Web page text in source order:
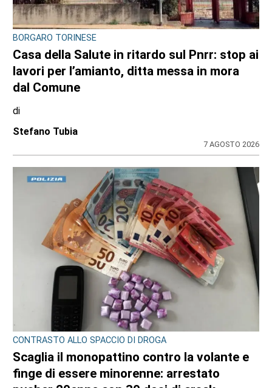
BORGARO TORINESE
Casa della Salute in ritardo sul Pnrr: stop ai
lavori per l’amianto, ditta messa in mora
dal Comune
di
Stefano Tubia
7 AGOSTO 2026
CONTRASTO ALLO SPACCIO DI DROGA
Scaglia il monopattino contro la volante e
finge di essere minorenne: arrestato